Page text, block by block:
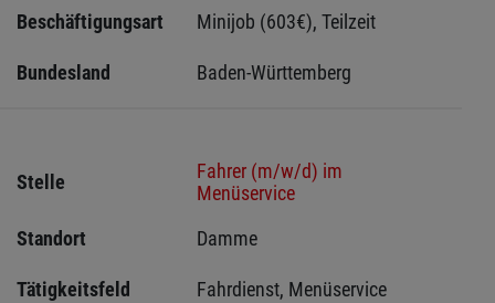
Beschäftigungsart Minijob (603€), Teilzeit
Bundesland Baden-Württemberg
Stelle
Fahrer (m/w/d) im
Menüservice
Standort
Damme
Tätigkeitsfeld Fahrdienst, Menüservice